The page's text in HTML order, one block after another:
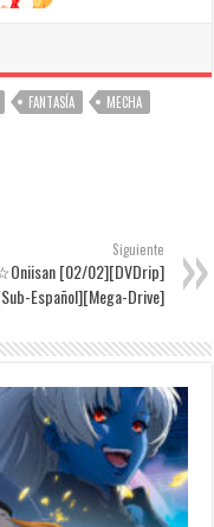
FANTASÍA MECHA
Siguiente
[02/02][DVDrip]
Español][Mega-Drive]